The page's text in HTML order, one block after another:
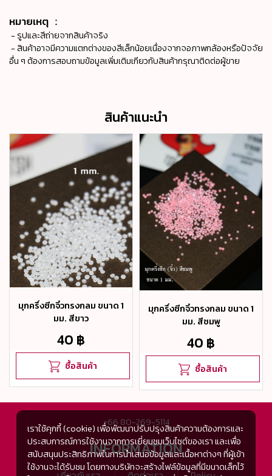
หมายเหตุ ：
- รูปและสีถ่ายจากสินค้าจริง
- สินค้าอาจมีความแตกต่างของสีเล็กน้อยเนื่องจากจอภาพกล้องหรือปัจจัย
อื่น ๆ ต้องการสอบถามข้อมูลเพิ่มเติมเกียวกับสินค้ากรุณาติดต่อผู้ขาย
สินค้าแนะนำ
มุกครึ่งซีกจิ๋วทรงกลม ขนาด 1
มม. สีขาว
40 ฿
ซื้อสินค้า
มุกครึ่งซีกจิ๋วทรงกลม ขนาด 1
มม. สีชมพู
40 ฿
ซื้อสินค้า
+66 80-269-5114
INFORMATION
เราใช้คุกกี้ (cookie) เพื่อพัฒนาปรับปรุงสินค้าความต้องการและ
ประสบการณ์การใช้งานจากการเยี่ยมชมเว็บไซต์ของเรา และเพื่อ
สนับสนุนประสิทธิภาพในการนำเสนอข้อมูลและเนื้อหาต่างๆ ที่ผู้เข้า
ใช้งานจะได้รับชม โดยทางบริษัทจะสร้างไฟล์ข้อมูลที่มีขนาดเล็กไว้